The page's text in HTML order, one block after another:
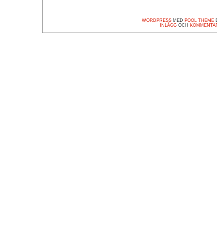
WORDPRESSMED POOL THEME
INLÄGGOCH